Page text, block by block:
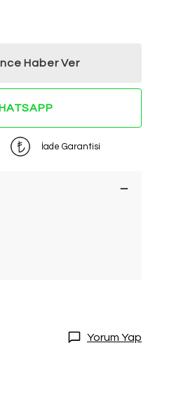
Haber Ver
İade Garantisi
Yorum Yap